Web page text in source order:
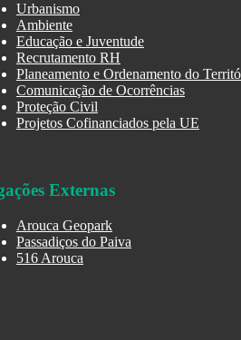
Urbanismo
Ambiente
Educação e Juventude
Recrutamento RH
Planeamento e Ordenamento do
Comunicação de Ocorrências
Proteção Civil
Projetos Cofinanciados pela UE
Externas
Arouca Geopark
Passadiços do Paiva
516 Arouca